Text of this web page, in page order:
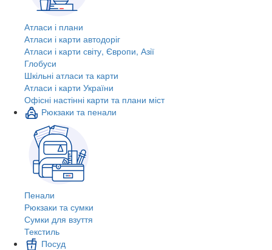
Атласи і плани
Атласи і карти автодоріг
Атласи і карти світу, Європи, Азії
Глобуси
Шкільні атласи та карти
Атласи і карти України
Офісні настінні карти та плани міст
Рюкзаки та пенали
Пенали
Рюкзаки та сумки
Сумки для взуття
Текстиль
Посуд